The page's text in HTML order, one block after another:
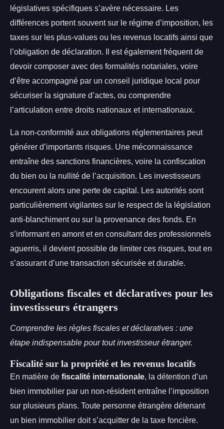
législatives spécifiques s’avère nécessaire. Les
différences portent souvent sur le régime d’imposition, les
taxes sur les plus-values ou les revenus locatifs ainsi que
l’obligation de déclaration. Il est également fréquent de
devoir composer avec des formalités notariales, voire
d’être accompagné par un conseil juridique local pour
sécuriser la signature d’actes, ou comprendre
l’articulation entre droits nationaux et internationaux.
La non-conformité aux obligations réglementaires peut
générer d’importants risques. Une méconnaissance
entraîne des sanctions financières, voire la confiscation
du bien ou la nullité de l’acquisition. Les investisseurs
encourent alors une perte de capital. Les autorités sont
particulièrement vigilantes sur le respect de la législation
anti-blanchiment ou sur la provenance des fonds. En
s’informant en amont et en consultant des professionnels
aguerris, il devient possible de limiter ces risques, tout en
s’assurant d’une transaction sécurisée et durable.
Obligations fiscales et déclaratives pour les
investisseurs étrangers
Comprendre les règles fiscales et déclaratives : une
étape indispensable pour tout investisseur étranger.
Fiscalité sur la propriété et les revenus locatifs
En matière de fiscalité internationale , la détention d’un
bien immobilier par un non-résident entraîne l’imposition
sur plusieurs plans. Toute personne étrangère détenant
un bien immobilier doit s’acquitter de la taxe foncière.